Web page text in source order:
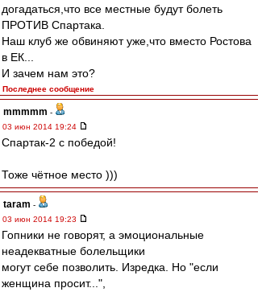
догадаться,что все местные будут болеть
ПРОТИВ Спартака.
Наш клуб же обвиняют уже,что вместо Ростова
в ЕК...
И зачем нам это?
Последнее сообщение
mmmmm -
03 июн 2014 19:24
Спартак-2 с победой!
Тоже чётное место )))
taram -
03 июн 2014 19:23
Гопники не говорят, а эмоциональные
неадекватные болельщики
могут себе позволить. Изредка. Но "если
женщина просит...",